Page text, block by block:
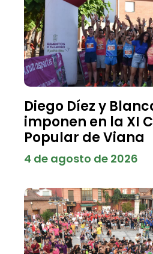
Diego Díez y
imponen en la XI
Popular de Viana
4 de agosto de 2026